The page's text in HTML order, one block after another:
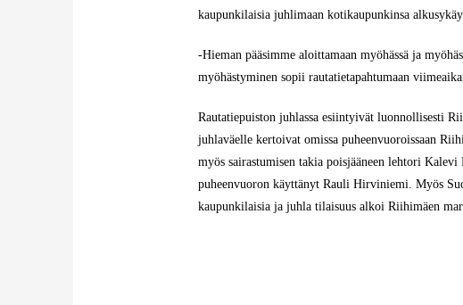
kaupunkilaisia juhlimaan kotikaupunkinsa
-Hieman pääsimme aloittamaan myöhässä ja
myöhästyminen sopii rautatietapahtumaan
Rautatiepuiston juhlassa esiintyivät luonnollisesti
juhlaväelle kertoivat omissa puheenvuoroissaan
myös sairastumisen takia poisjääneen lehtori
puheenvuoron käyttänyt Rauli Hirviniemi. Myös
kaupunkilaisia ja juhla tilaisuus alkoi Riihimäen